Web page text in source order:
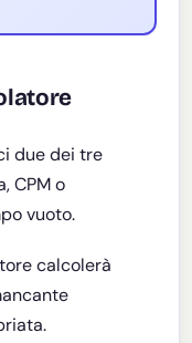
due dei tre
CPM o
vuoto.
calcolerà